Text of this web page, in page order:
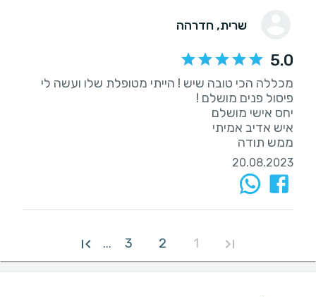
שרית, חדרהה
5.0
מכללה הכי טובה שיש ! הייתי מטופלת שלו ועשה לי
ממש תודה
20.08.2023
1
2
3
...